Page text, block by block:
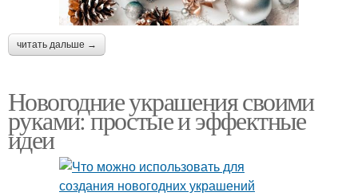
читать дальше →
Новогодние украшения своими
руками: простые и эффектные
идеи